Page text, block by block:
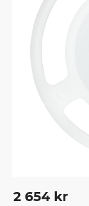
2 654 kr